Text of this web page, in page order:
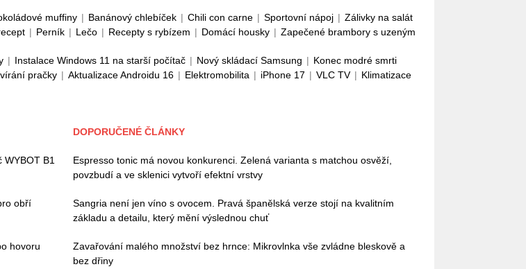
muffiny | Banánový chlebíček | Chili con carne | Sportovní nápoj | Zálivky na salát
| Perník | Lečo | Recepty s rybízem | Domácí housky | Zapečené brambory s uzeným
| Instalace Windows 11 na starší počítač | Nový skládací Samsung | Konec modré smrti
pračky | Aktualizace Androidu 16 | Elektromobilita | iPhone 17 | VLC TV | Klimatizace
B1
obří
hovoru
DOPORUČENÉ ČLÁNKY
Espresso tonic má novou konkurenci. Zelená varianta s matchou osvěží,
povzbudí a ve sklenici vytvoří efektní vrstvy
Sangria není jen víno s ovocem. Pravá španělská verze stojí na kvalitním
základu a detailu, který mění výslednou chuť
Zavařování malého množství bez hrnce: Mikrovlnka vše zvládne bleskově a
bez dřiny